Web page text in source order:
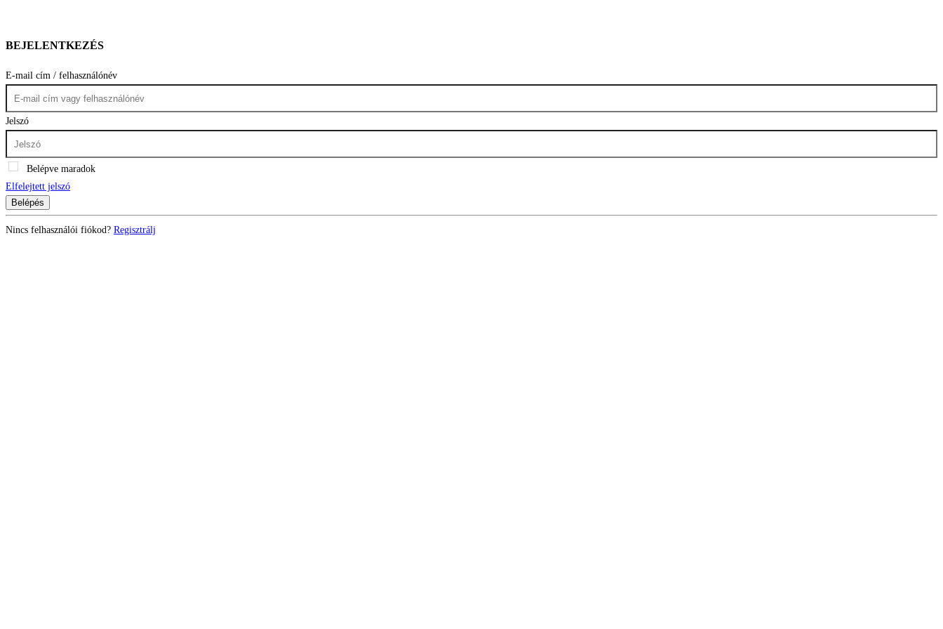
BEJELENTKEZÉS
E-mail cím / felhasználónév
Jelszó
Belépve maradok
Elfelejtett jelszó
Belépés
Nincs felhasználói fiókod? Regisztrálj